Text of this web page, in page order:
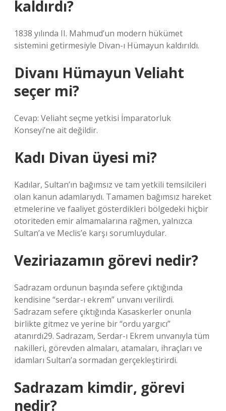
kaldırdı?
1838 yılında II. Mahmud’un modern hükümet
sistemini getirmesiyle Divan-ı Hümayun kaldırıldı.
Divanı Hümayun Veliaht
seçer mi?
Cevap: Veliaht seçme yetkisi İmparatorluk
Konseyi’ne ait değildir.
Kadı Divan üyesi mi?
Kadılar, Sultan’ın bağımsız ve tam yetkili temsilcileri
olan kanun adamlarıydı. Tamamen bağımsız hareket
etmelerine ve faaliyet gösterdikleri bölgedeki hiçbir
otoriteden emir almamalarına rağmen, yalnızca
Sultan’a ve Meclis’e karşı sorumluydular.
Veziriazamın görevi nedir?
Sadrazam ordunun başında sefere çıktığında
kendisine “serdar-ı ekrem” unvanı verilirdi.
Sadrazam sefere çıktığında Kasaskerler onunla
birlikte gitmez ve yerine bir “ordu yargıcı”
atanırdı29. Sadrazam, Serdar-ı Ekrem unvanıyla tüm
nakilleri, görevden almaları, atamaları, ihraçları ve
idamları Sultan’a sormadan gerçekleştirirdi.
Sadrazam kimdir, görevi
nedir?